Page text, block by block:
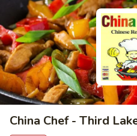
China Chef - Third